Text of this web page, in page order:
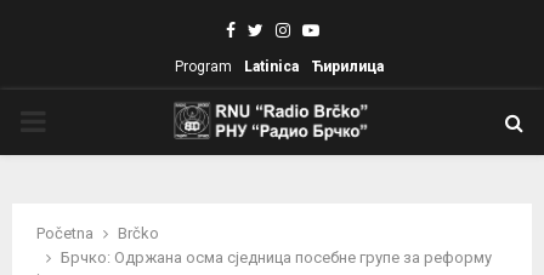
Facebook
TwitterInstagram
Youtube
Program Latinica Ћирилица
Početna
Brčko
Брчко: Одржана осма сједница посебне групе за реформу